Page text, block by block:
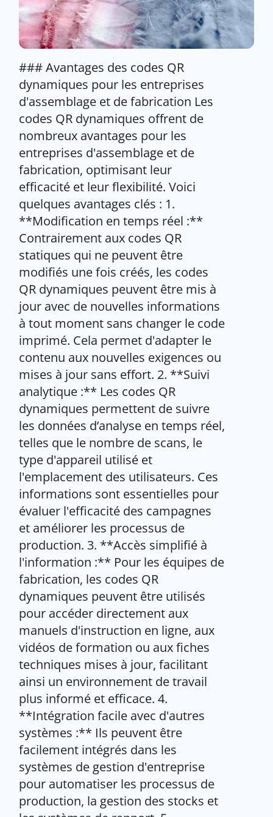
### Avantages des codes QR
dynamiques pour les entreprises
d'assemblage et de fabrication Les
codes QR dynamiques offrent de
nombreux avantages pour les
entreprises d'assemblage et de
fabrication, optimisant leur
efficacité et leur flexibilité. Voici
quelques avantages clés : 1.
**Modification en temps réel :**
Contrairement aux codes QR
statiques qui ne peuvent être
modifiés une fois créés, les codes
QR dynamiques peuvent être mis à
jour avec de nouvelles informations
à tout moment sans changer le code
imprimé. Cela permet d'adapter le
contenu aux nouvelles exigences ou
mises à jour sans effort. 2. **Suivi
analytique :** Les codes QR
dynamiques permettent de suivre
les données d’analyse en temps réel,
telles que le nombre de scans, le
type d'appareil utilisé et
l'emplacement des utilisateurs. Ces
informations sont essentielles pour
évaluer l'efficacité des campagnes
et améliorer les processus de
production. 3. **Accès simplifié à
l'information :** Pour les équipes de
fabrication, les codes QR
dynamiques peuvent être utilisés
pour accéder directement aux
manuels d'instruction en ligne, aux
vidéos de formation ou aux fiches
techniques mises à jour, facilitant
ainsi un environnement de travail
plus informé et efficace. 4.
**Intégration facile avec d'autres
systèmes :** Ils peuvent être
facilement intégrés dans les
systèmes de gestion d'entreprise
pour automatiser les processus de
production, la gestion des stocks et